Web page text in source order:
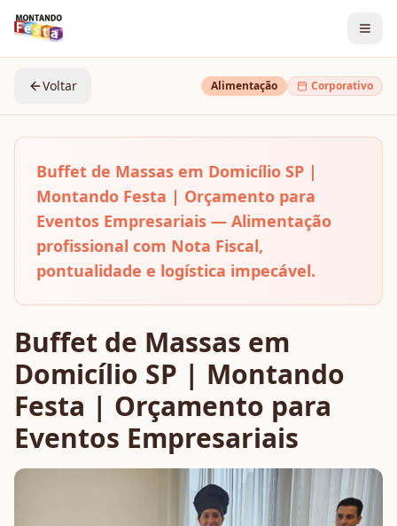
Voltar Alimentação Corporativo
Buffet de Massas em Domicílio SP |
Montando Festa | Orçamento para
Eventos Empresariais — Alimentação
profissional com Nota Fiscal,
pontualidade e logística impecável.
Buffet de Massas em
Domicílio SP | Montando
Festa | Orçamento para
Eventos Empresariais